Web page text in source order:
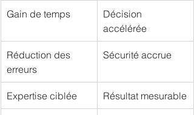
Gain de temps
Décision
accélérée
Réduction des
erreurs
Sécurité accrue
Expertise ciblée Résultat mesurable